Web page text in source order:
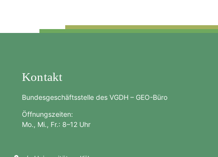
Kontakt
Bundesgeschäftsstelle des VGDH – GEO-Büro
Öffnungszeiten:
Mo., Mi., Fr.: 8–12 Uhr